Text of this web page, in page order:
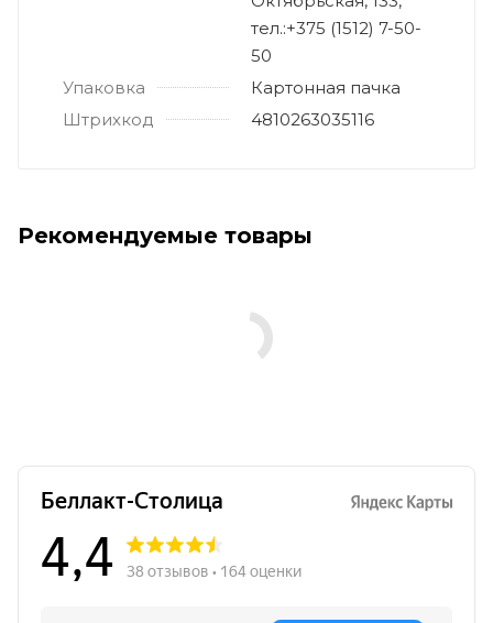
тел.:+375 (1512) 7-50-
50
Упаковка
Картонная пачка
Штрихкод
4810263035116
Рекомендуемые товары